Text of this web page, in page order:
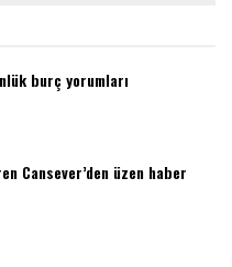
burç yorumları
Cansever’den üzen haber